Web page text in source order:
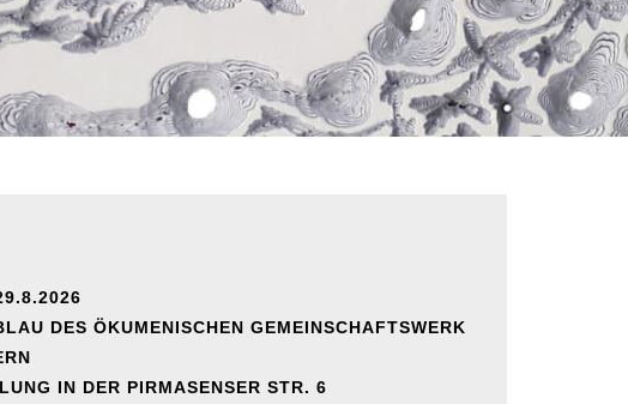
DES ÖKUMENISCHEN GEMEINSCHAFTSWERK
IN DER PIRMASENSER STR. 6